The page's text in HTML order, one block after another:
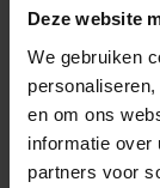
Deze website
We gebruiken
en om ons
informatie over
partners voor
reinigen met
glaskrabber.
Montage
De PPC30 wordt
PPC30 is
glas.